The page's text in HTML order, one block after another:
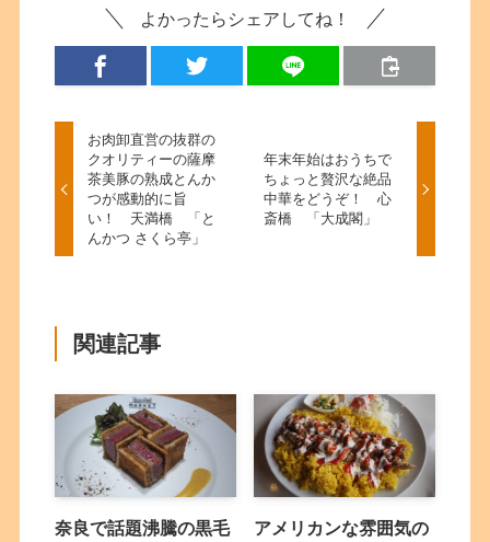
よかったらシェアしてね！
お肉卸直営の抜群の
クオリティーの薩摩
茶美豚の熟成とんか
つが感動的に旨
い！ 天満橋 「と
んかつ さくら亭」
年末年始はおうちで
ちょっと贅沢な絶品
中華をどうぞ！ 心
斎橋 「大成閣」
関連記事
奈良で話題沸騰の黒毛
アメリカンな雰囲気の